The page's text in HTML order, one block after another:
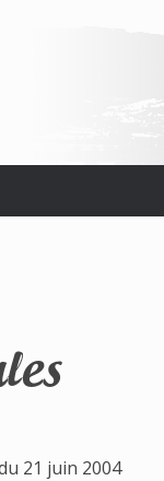
21 juin 2004